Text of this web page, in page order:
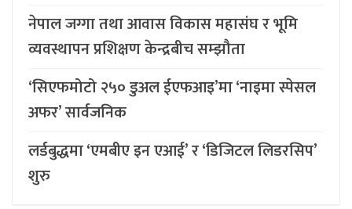
नेपाल जग्गा तथा आवास विकास महासंघ र भूमि
व्यवस्थापन प्रशिक्षण केन्द्रबीच सम्झौता
‘सिएफमोटो २५० डुअल ईएफआइ’मा ‘नाइमा स्पेसल
अफर’ सार्वजनिक
लर्डबुद्धमा ‘एमबीए इन एआई’ र ‘डिजिटल लिडरसिप’
शुरु